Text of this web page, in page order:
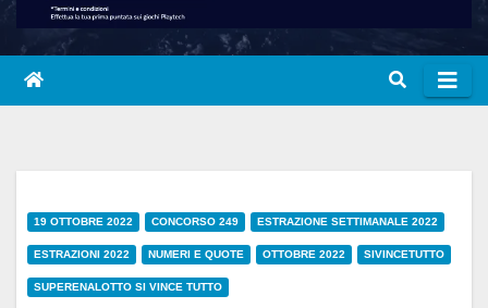
19 OTTOBRE 2022 CONCORSO 249 ESTRAZIONE SETTIMANALE 2022
ESTRAZIONI 2022 NUMERI E QUOTE OTTOBRE 2022 SIVINCETUTTO
SUPERENALOTTO SI VINCE TUTTO